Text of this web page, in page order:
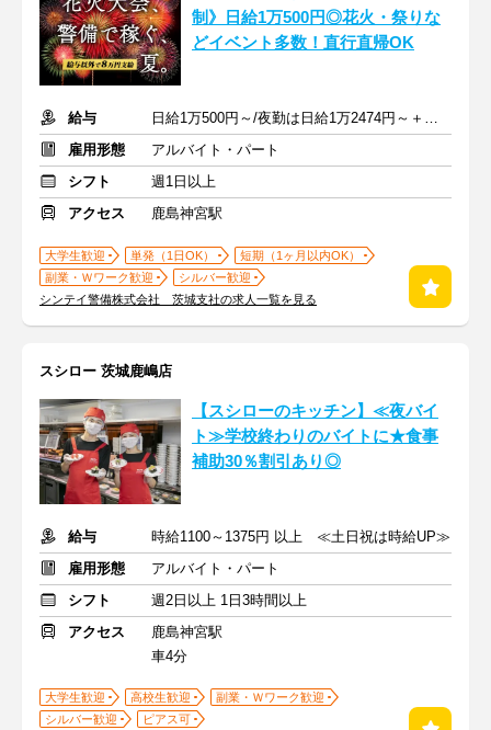
制》日給1万500円◎花火・祭りな
どイベント多数！直行直帰OK
給与
日給1万500円～/夜勤は日給1万2474円～＋交通費※各種手当含む
雇用形態
アルバイト・パート
シフト
週1日以上
アクセス
鹿島神宮駅
大学生歓迎 単発（1日OK）
短期（1ヶ月以内OK）
副業・Ｗワーク歓迎
シルバー歓迎
シンテイ警備株式会社 茨城支社の求人一覧を見る
スシロー 茨城鹿嶋店
【スシローのキッチン】≪夜バイ
ト≫学校終わりのバイトに★食事
補助30％割引あり◎
給与
時給1100～1375円 以上 ≪土日祝は時給UP≫
雇用形態
アルバイト・パート
シフト
週2日以上 1日3時間以上
アクセス
鹿島神宮駅
車4分
大学生歓迎 高校生歓迎
副業・Ｗワーク歓迎
シルバー歓迎
ピアス可